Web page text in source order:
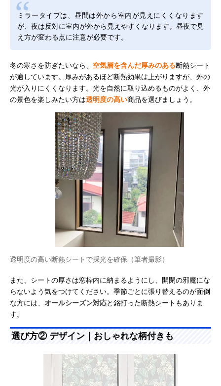
ミラータイプは、昼間は外から室内が見えにくくなります
が、夜は反対に室内が外から見えやすくなります。昼夜で見
え方が変わる点に注意が必要です。
冬の寒さを防ぎたいなら、 空気層を含んだ厚みのある断熱シート
が適しています。厚みがあるほど断熱効果は上がりますが、外の
光が入りにくくなります。光を自然に取り込めるものがよく、外
の景色を楽しみたい方は透明度の高い商品を選びましょう。
透明度の高い断熱シートで採光を確保（筆者撮影）
また、シートの厚さは窓枠内に納まるようにし、開閉の邪魔にな
らないよう気をつけてください。季節ごとに張り替えるのが面倒
な方には、 オールシーズン対応と銘打った断熱シートもありま
す。
選び方② デザイン｜おしゃれな柄付きも